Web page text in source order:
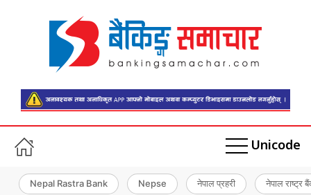
Unicode
Nepal Rastra Bank Nepse नेपाल प्रहरी नेपाल राष्ट्र